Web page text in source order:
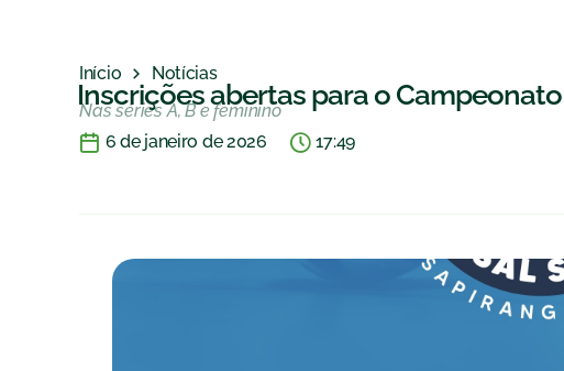
Início Notícias
Inscrições abertas para o
Nas séries A, B e feminino
6 de janeiro de 2026
17:49